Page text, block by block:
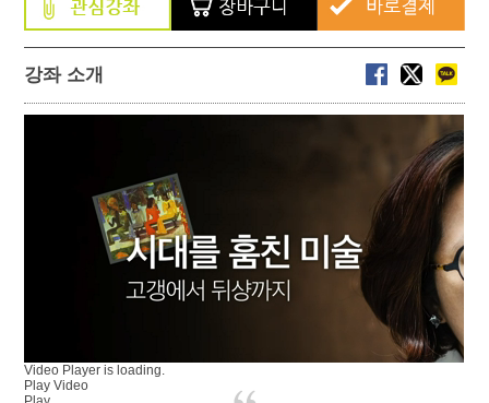
강좌 소개
Video Player is loading.
Play Video